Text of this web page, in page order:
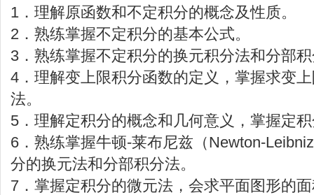
1．理解原函数和不定积分的概念及性质。
2．熟练掌握不定积分的基本公式。
3．熟练掌握不定积分的换元积分法和分部
4．理解变上限积分函数的定义，掌握求变
法。
5．理解定积分的概念和几何意义，掌握定
6．熟练掌握牛顿-莱布尼兹（Newton-
分的换元法和分部积分法。
7．掌握定积分的微元法，会求平面图形的